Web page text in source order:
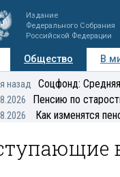
Издание
Федерального Собрания
Российской Федерации
Общество В
Мнения Регионы
назад Соцфонд:
Пенсию по
Как изменятся